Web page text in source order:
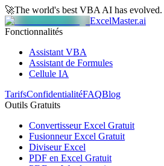
🚀The world's best VBA AI has evolved.
ExcelMaster.ai
Fonctionnalités
Assistant VBA
Assistant de Formules
Cellule IA
TarifsConfidentialitéFAQBlog
Outils Gratuits
Convertisseur Excel Gratuit
Fusionneur Excel Gratuit
Diviseur Excel
PDF en Excel Gratuit